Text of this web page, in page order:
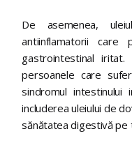
De asemenea,
antiinflamatorii
gastrointestinal
persoanele care
sindromul
includerea uleiului de
sănătatea digestivă pe